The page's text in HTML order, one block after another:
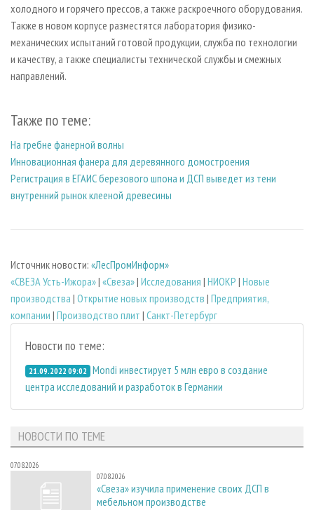
холодного и горячего прессов, а также раскроечного оборудования.
Также в новом корпусе разместятся лаборатория физико-
механических испытаний готовой продукции, служба по технологии
и качеству, а также специалисты технической службы и смежных
направлений.
Также по теме:
На гребне фанерной волны
Инновационная фанера для деревянного домостроения
Регистрация в ЕГАИС березового шпона и ДСП выведет из тени
внутренний рынок клееной древесины
Источник новости: «ЛесПромИнформ»
«СВЕЗА Усть-Ижора»| «Свеза»| Исследования | НИОКР | Новые
производства | Открытие новых производств | Предприятия,
компании | Производство плит | Санкт-Петербург
Новости по теме:
21.09.2022 09:02 Mondi инвестирует 5 млн евро в создание
центра исследований и разработок в Германии
НОВОСТИ ПО ТЕМЕ
07.08.2026
07.08.2026
«Свеза» изучила применение своих ДСП в
мебельном производстве